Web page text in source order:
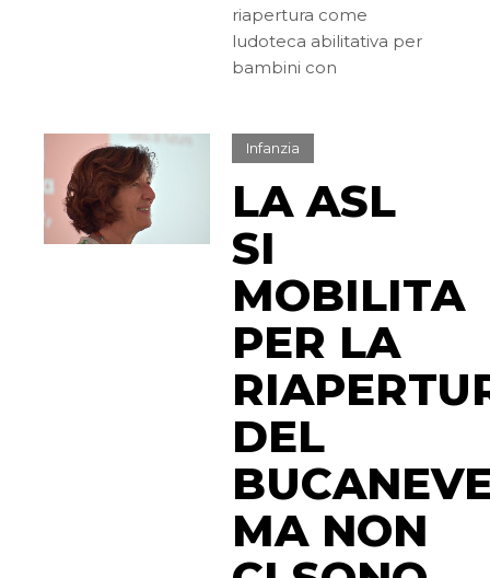
riapertura come
ludoteca abilitativa per
bambini con
Infanzia
LA ASL
SI
MOBILITA
PER LA
DEL
MA NON